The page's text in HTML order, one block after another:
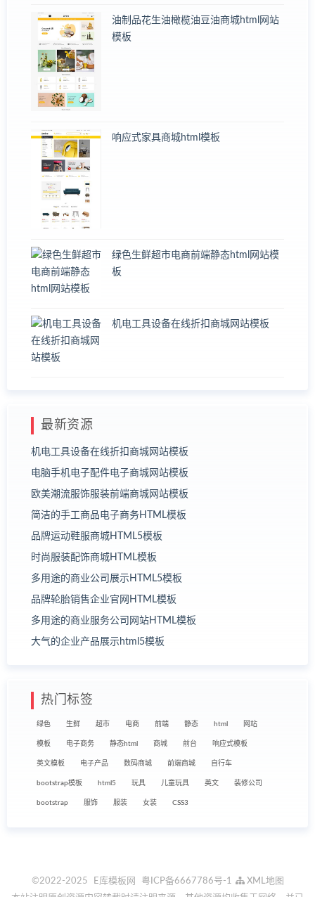
油制品花生油橄榄油豆油商城html网站
模板
响应式家具商城html模板
绿色生鲜超市电商前端静态html网站模
板
机电工具设备在线折扣商城网站模板
最新资源
机电工具设备在线折扣商城网站模板
电脑手机电子配件电子商城网站模板
欧美潮流服饰服装前端商城网站模板
简洁的手工商品电子商务HTML模板
品牌运动鞋服商城HTML5模板
时尚服装配饰商城HTML模板
多用途的商业公司展示HTML5模板
品牌轮胎销售企业官网HTML模板
多用途的商业服务公司网站HTML模板
大气的企业产品展示html5模板
热门标签
绿色 生鲜 超市 电商 前端 静态 html 网站
模板 电子商务 静态html 商城 前台 响应式模板
英文模板 电子产品 数码商城 前端商城 自行车
bootstrap模板 html5 玩具 儿童玩具 英文 装修公司
bootstrap 服饰 服装 女装 CSS3
©2022-2025 E库模板网 粤ICP备6667786号-1
XML地图